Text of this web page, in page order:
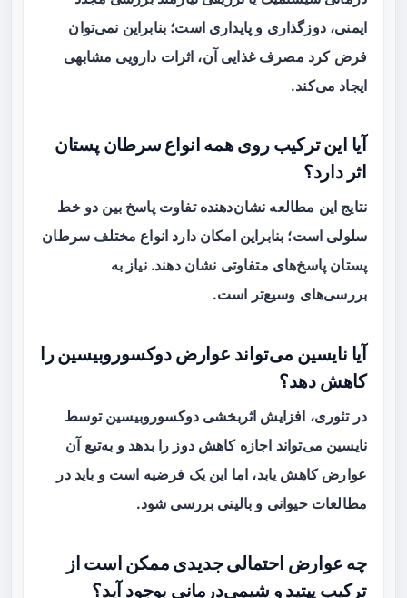
ایمنی، دوزگذاری و پایداری است؛ بنابراین نمی‌توان
فرض کرد مصرف غذایی آن، اثرات دارویی مشابهی
ایجاد می‌کند.
آیا این ترکیب روی همه انواع سرطان پستان
اثر دارد؟
نتایج این مطالعه نشان‌دهنده تفاوت پاسخ بین دو خط
سلولی است؛ بنابراین امکان دارد انواع مختلف سرطان
پستان پاسخ‌های متفاوتی نشان دهند. نیاز به
بررسی‌های وسیع‌تر است.
آیا نایسین می‌تواند عوارض دوکسوروبیسین را
کاهش دهد؟
در تئوری، افزایش اثربخشی دوکسوروبیسین توسط
نایسین می‌تواند اجازه کاهش دوز را بدهد و به‌تبع آن
عوارض کاهش یابد، اما این یک فرضیه است و باید در
مطالعات حیوانی و بالینی بررسی شود.
چه عوارض احتمالی جدیدی ممکن است از
ترکیب پپتید و شیمی‌درمانی بوجود آید؟